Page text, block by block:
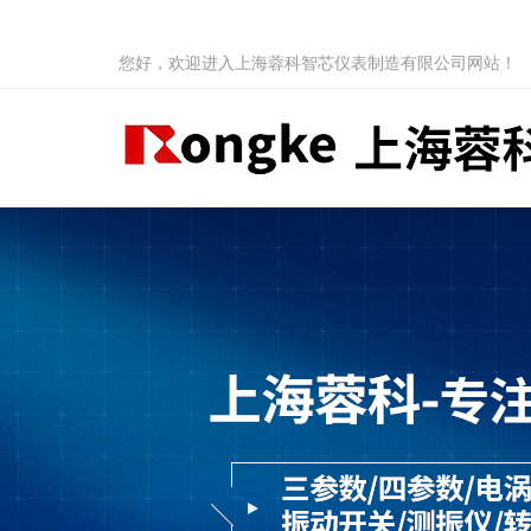
您好，欢迎进入上海蓉科智芯仪表制造有限公司网站！